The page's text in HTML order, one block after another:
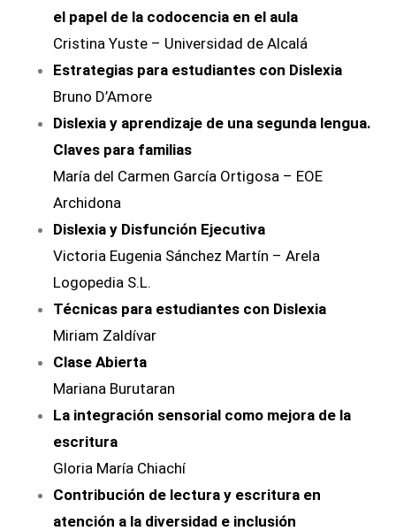
el papel de la codocencia en el aula
Cristina Yuste – Universidad de Alcalá
Estrategias para estudiantes con Dislexia
Bruno D’Amore
Dislexia y aprendizaje de una segunda lengua.
Claves para familias
María del Carmen García Ortigosa – EOE
Archidona
Dislexia y Disfunción Ejecutiva
Victoria Eugenia Sánchez Martín – Arela
Logopedia S.L.
Técnicas para estudiantes con Dislexia
Miriam Zaldívar
Clase Abierta
Mariana Burutaran
La integración sensorial como mejora de la
escritura
Gloria María Chiachí
Contribución de lectura y escritura en
atención a la diversidad e inclusión